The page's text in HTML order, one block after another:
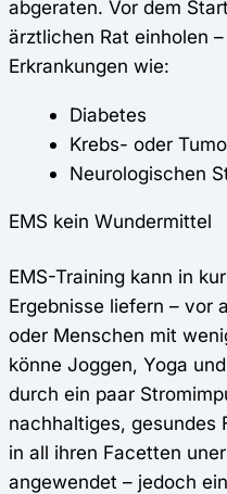
abgeraten. Vor dem
ärztlichen Rat einholen
Erkrankungen wie:
Diabetes
Krebs- oder
Neurologischen
EMS kein Wundermittel
EMS-Training kann in
Ergebnisse liefern – vor
oder Menschen mit
könne Joggen, Yoga
durch ein paar
nachhaltiges, gesundes
in all ihren Facetten
angewendet – jedoch